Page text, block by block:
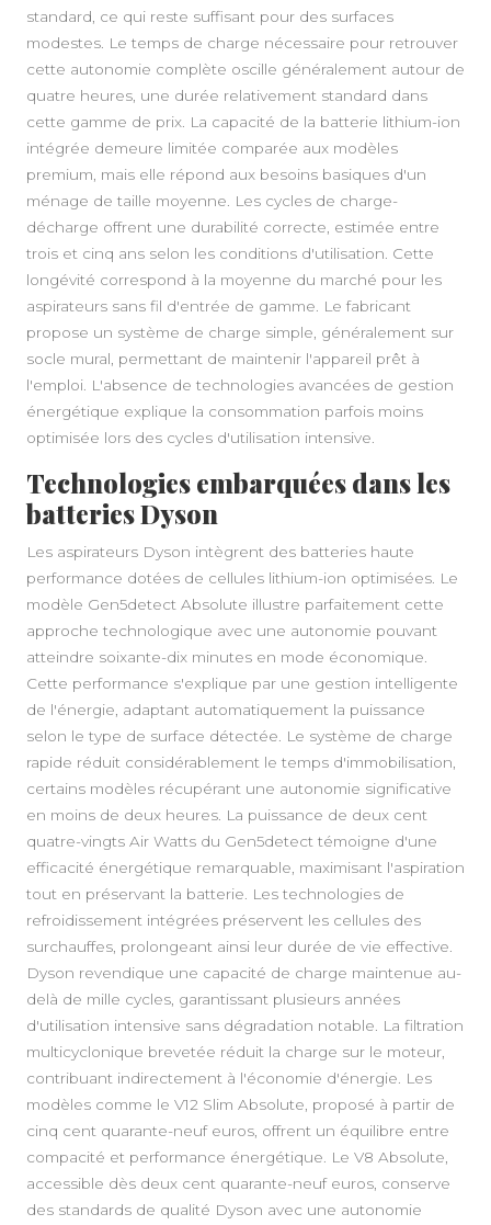
standard, ce qui reste suffisant pour des surfaces
modestes. Le temps de charge nécessaire pour retrouver
cette autonomie complète oscille généralement autour de
quatre heures, une durée relativement standard dans
cette gamme de prix. La capacité de la batterie lithium-ion
intégrée demeure limitée comparée aux modèles
premium, mais elle répond aux besoins basiques d'un
ménage de taille moyenne. Les cycles de charge-
décharge offrent une durabilité correcte, estimée entre
trois et cinq ans selon les conditions d'utilisation. Cette
longévité correspond à la moyenne du marché pour les
aspirateurs sans fil d'entrée de gamme. Le fabricant
propose un système de charge simple, généralement sur
socle mural, permettant de maintenir l'appareil prêt à
l'emploi. L'absence de technologies avancées de gestion
énergétique explique la consommation parfois moins
optimisée lors des cycles d'utilisation intensive.
Technologies embarquées dans les
batteries Dyson
Les aspirateurs Dyson intègrent des batteries haute
performance dotées de cellules lithium-ion optimisées. Le
modèle Gen5detect Absolute illustre parfaitement cette
approche technologique avec une autonomie pouvant
atteindre soixante-dix minutes en mode économique.
Cette performance s'explique par une gestion intelligente
de l'énergie, adaptant automatiquement la puissance
selon le type de surface détectée. Le système de charge
rapide réduit considérablement le temps d'immobilisation,
certains modèles récupérant une autonomie significative
en moins de deux heures. La puissance de deux cent
quatre-vingts Air Watts du Gen5detect témoigne d'une
efficacité énergétique remarquable, maximisant l'aspiration
tout en préservant la batterie. Les technologies de
refroidissement intégrées préservent les cellules des
surchauffes, prolongeant ainsi leur durée de vie effective.
Dyson revendique une capacité de charge maintenue au-
delà de mille cycles, garantissant plusieurs années
d'utilisation intensive sans dégradation notable. La filtration
multicyclonique brevetée réduit la charge sur le moteur,
contribuant indirectement à l'économie d'énergie. Les
modèles comme le V12 Slim Absolute, proposé à partir de
cinq cent quarante-neuf euros, offrent un équilibre entre
compacité et performance énergétique. Le V8 Absolute,
accessible dès deux cent quarante-neuf euros, conserve
des standards de qualité Dyson avec une autonomie
A PROPOS